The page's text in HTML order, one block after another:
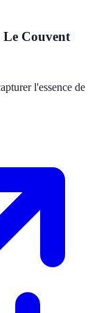
Couvent
l'essence de